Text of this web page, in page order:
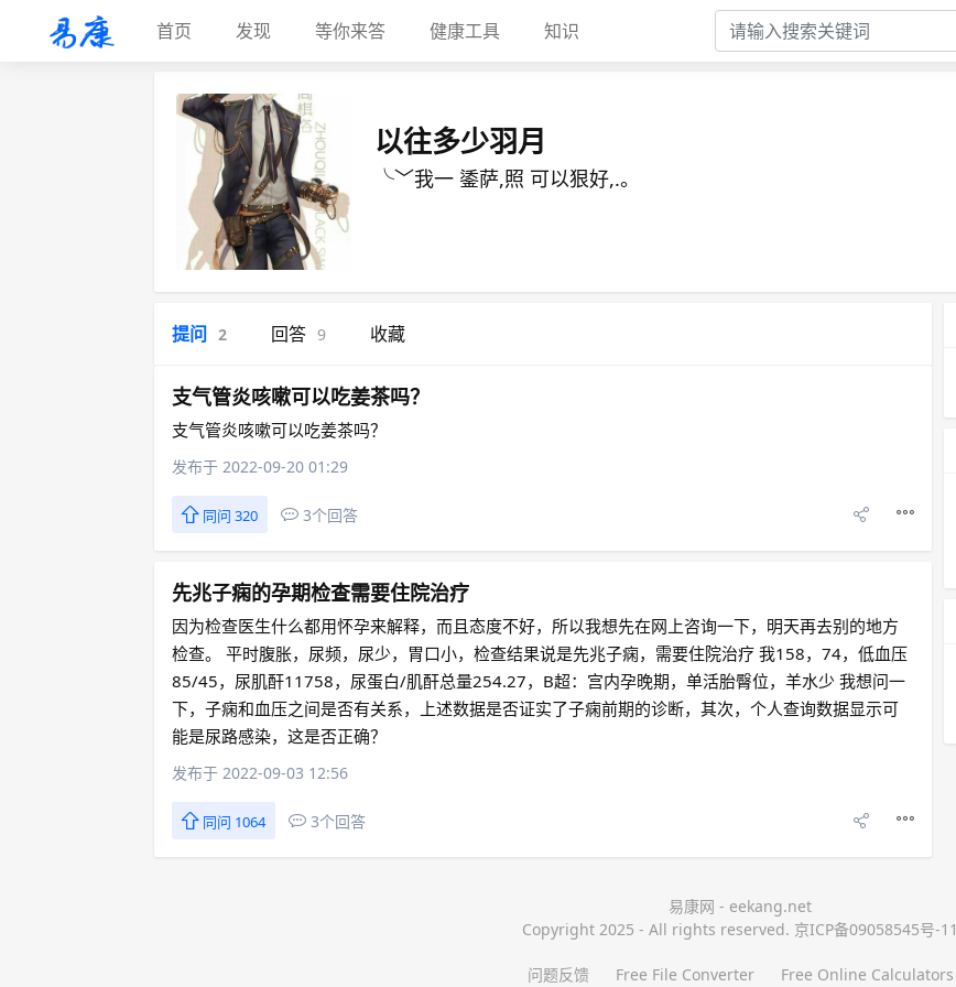
首页 发现 等你来答 健康工具 知识
以往多少羽月
╰﹀我一 鋈萨,照 可以狠好,.。
提问 2 回答 9 收藏
支气管炎咳嗽可以吃姜茶吗？
支气管炎咳嗽可以吃姜茶吗？
发布于 2022-09-20 01:29
同问 320 3个回答
先兆子痫的孕期检查需要住院治疗
因为检查医生什么都用怀孕来解释，而且态度不好，所以我想先在网上咨询一下，明天再去别的地方
检查。 平时腹胀，尿频，尿少，胃口小，检查结果说是先兆子痫，需要住院治疗 我158，74，低血压
85/45，尿肌酐11758，尿蛋白/肌酐总量254.27，B超：宫内孕晚期，单活胎臀位，羊水少 我想问一
下，子痫和血压之间是否有关系，上述数据是否证实了子痫前期的诊断，其次，个人查询数据显示可
能是尿路感染，这是否正确？
发布于 2022-09-03 12:56
同问 1064 3个回答
易康网 - eekang.net
Copyright 2025 - All rights reserved. 京ICP备09058545号-11
问题反馈 Free File Converter Free Online Calculators